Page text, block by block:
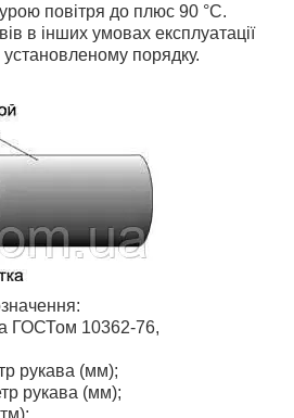
повітря до плюс 90 °C.
в інших умовах експлуатації
порядку.
ГОСТом 10362-76,
рукава (мм);
рукава (мм);